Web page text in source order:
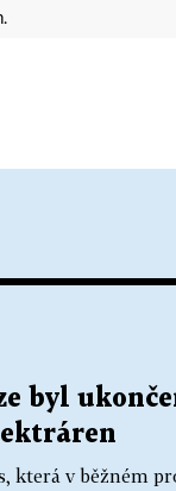
byl
která v běžném